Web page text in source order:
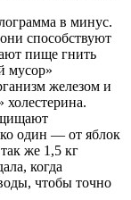
в минус.
способствуют
пище гнить
мусор»
железом и
один — от яблок
же 1,5 кг
когда
чтобы точно